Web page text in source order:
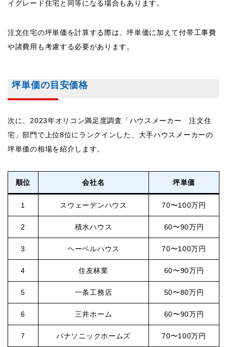
イグレード住宅と同等になる場合もあります。
注文住宅の坪単価を計算する際は、坪単価に加えて付帯工事費
や諸費用も考慮する必要があります。
坪単価の目安価格
次に、2023年オリコン満足度調査「ハウスメーカー 注文住
宅」部門で上位8位にランクインした、大手ハウスメーカーの
坪単価の相場を紹介します。
順位 会社名 坪単価
1 スウェーデンハウス 70〜100万円
2 積水ハウス 60〜90万円
3 ヘーベルハウス 70〜100万円
4 住友林業 60〜90万円
5 一条工務店 50〜80万円
6 三井ホーム 60〜90万円
7 パナソニックホームズ 70〜100万円